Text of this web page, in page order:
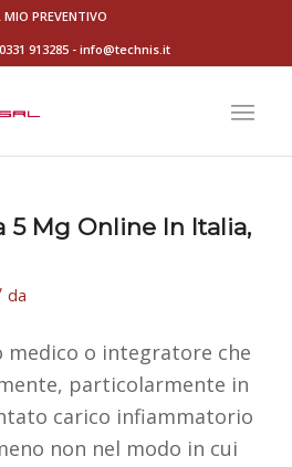
MIO PREVENTIVO
0331 913285- info@technis.it
5 Mg Online In Italia,
da
medico o integratore che
particolarmente in
carico infiammatorio
non nel modo in cui